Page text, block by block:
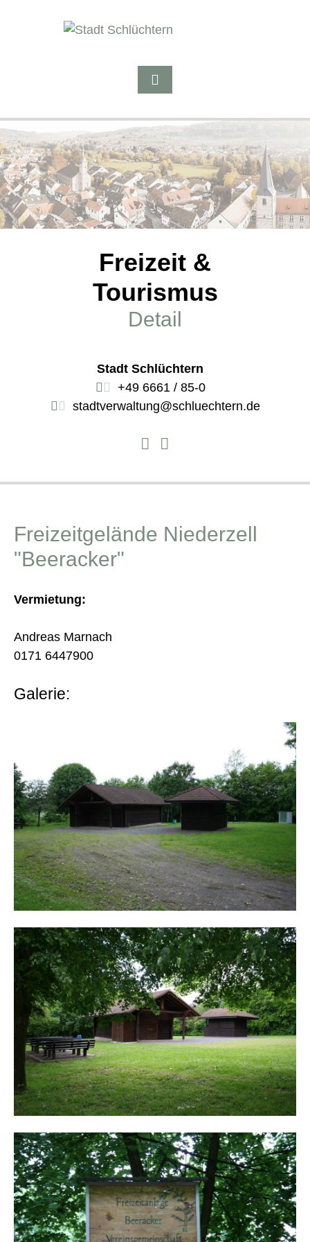
Freizeit &
Tourismus
Detail
Stadt Schlüchtern
+49 6661 / 85-0
stadtverwaltung@schluechtern.de
Freizeitgelände Niederzell
"Beeracker"
Vermietung:
Andreas Marnach
0171 6447900
Galerie: